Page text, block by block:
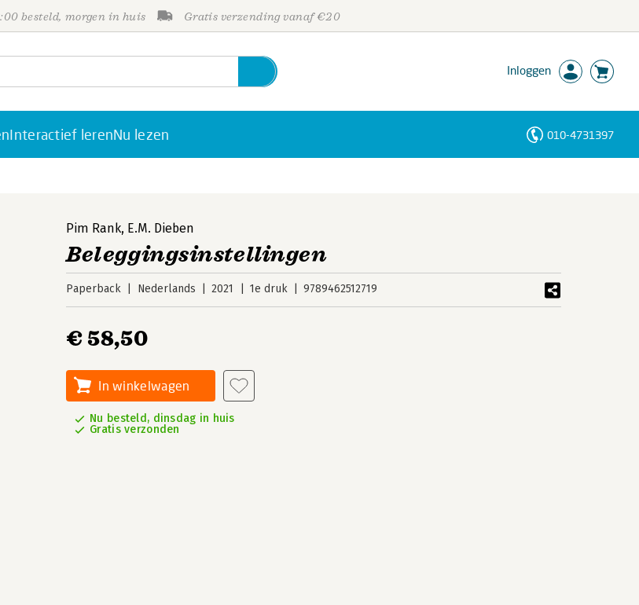
besteld, morgen in huis Gratis verzending vanaf €20
Inloggen
Interactief lerenNu lezen 010-4731397
Pim Rank, E.M. Dieben
Beleggingsinstellingen
Paperback Nederlands 2021 1e druk 9789462512719
€ 58,50
In winkelwagen
Nu besteld, dinsdag in huis
Gratis verzonden
Personen